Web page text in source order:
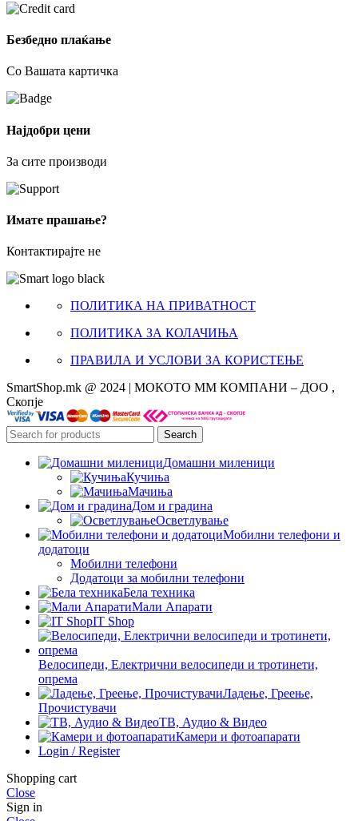
Безбедно плаќање
Со Вашата картичка
Најдобри цени
За сите производи
Имате прашање?
Контактирајте не
ПОЛИТИКА НА ПРИВАТНОСТ
ПОЛИТИКА ЗА КОЛАЧИЊА
ПРАВИЛА И УСЛОВИ ЗА КОРИСТЕЊЕ
SmartShop.mk @ 2024 | МОКОТО ММ КОМПАНИ – ДОО ,
Скопје
Search
Домашни миленици
Кучиња
Мачиња
Дом и градина
Осветлување
Мобилни телефони и
додатоци
Мобилни телефони
Додатоци за мобилни телефони
Бела техника
Мали Апарати
IT Shop
Велосипеди, Електрични велосипеди и тротинети,
опрема
Ладење, Греење,
Прочистувачи
ТВ, Аудио & Видео
Камери и фотоапарати
Login / Register
Shopping cart
Close
Sign in